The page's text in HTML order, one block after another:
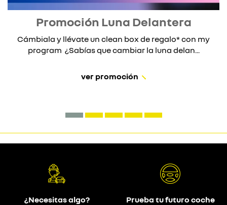
Promoción Luna Delantera
Cámbiala y llévate un clean box de regalo* con my
program ¿Sabías que cambiar la luna delan...
ver promoción
¿Necesitas algo?
Prueba tu futuro coche